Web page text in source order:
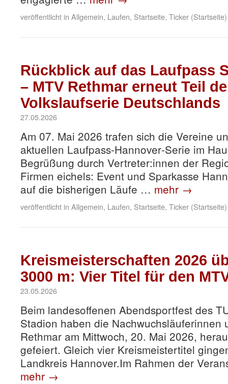
veröffentlicht in Allgemein, Laufen, Startseite, Ticker (Startseite)
Rückblick auf das Laufpass
– MTV Rethmar erneut Teil
Volkslaufserie Deutschlands
27.05.2026
Am 07. Mai 2026 trafen sich die Vereine
aktuellen Laufpass‑Hannover‑Serie im
Begrüßung durch Vertreter:innen der
Firmen eichels: Event und Sparkasse
auf die bisherigen Läufe … mehr →
veröffentlicht in Allgemein, Laufen, Startseite, Ticker (Startseite)
Kreismeisterschaften 2026
3000 m: Vier Titel für den
23.05.2026
Beim landesoffenen Abendsportfest des
Stadion haben die Nachwuchsläuferinnen
Rethmar am Mittwoch, 20. Mai 2026,
gefeiert. Gleich vier Kreismeistertitel
Landkreis Hannover.Im Rahmen der
mehr →